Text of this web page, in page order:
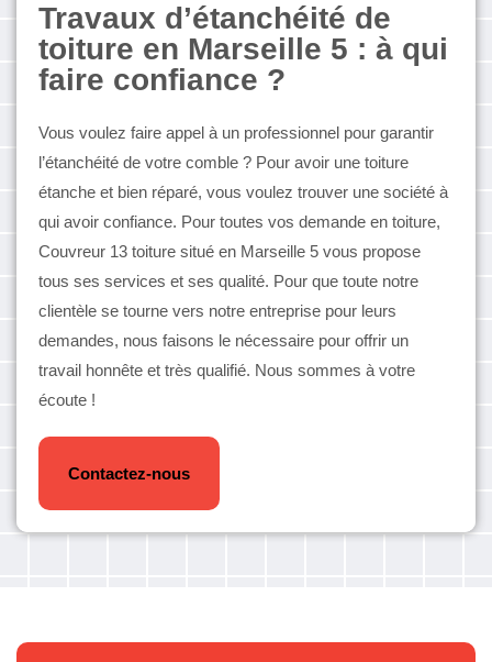
Travaux d’étanchéité de
toiture en Marseille 5 : à qui
faire confiance ?
Vous voulez faire appel à un professionnel pour garantir
l’étanchéité de votre comble ? Pour avoir une toiture
étanche et bien réparé, vous voulez trouver une société à
qui avoir confiance. Pour toutes vos demande en toiture,
Couvreur 13 toiture situé en Marseille 5 vous propose
tous ses services et ses qualité. Pour que toute notre
clientèle se tourne vers notre entreprise pour leurs
demandes, nous faisons le nécessaire pour offrir un
travail honnête et très qualifié. Nous sommes à votre
écoute !
Contactez-nous